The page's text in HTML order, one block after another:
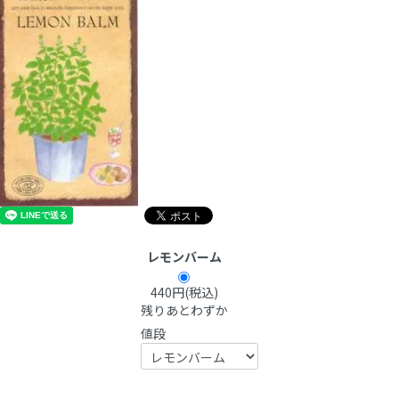
レモンバーム
440円(税込)
残りあとわずか
値段